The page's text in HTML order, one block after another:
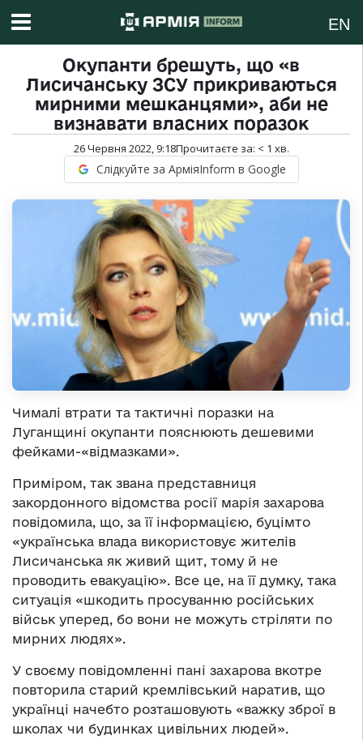
EN
Окупанти брешуть, що «в
Лисичанську ЗСУ прикриваються
мирними мешканцями», аби не
визнавати власних поразок
26 Червня 2022, 9:18Прочитаєте за: < 1 хв.
Слідкуйте за АрміяInform в Google
Чималі втрати та тактичні поразки на
Луганщині окупанти пояснюють дешевими
фейками-«відмазками».
Приміром, так звана представниця
закордонного відомства росії марія захарова
повідомила, що, за її інформацією, буцімто
«українська влада використовує жителів
Лисичанська як живий щит, тому й не
проводить евакуацію». Все це, на її думку, така
ситуація «шкодить просуванню російських
військ уперед, бо вони не можуть стріляти по
мирних людях».
У своєму повідомленні пані захарова вкотре
повторила старий кремлівський наратив, що
українці начебто розташовують «важку зброї в
школах чи будинках цивільних людей».